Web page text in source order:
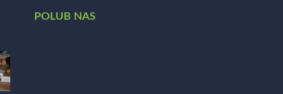
POLUB NAS